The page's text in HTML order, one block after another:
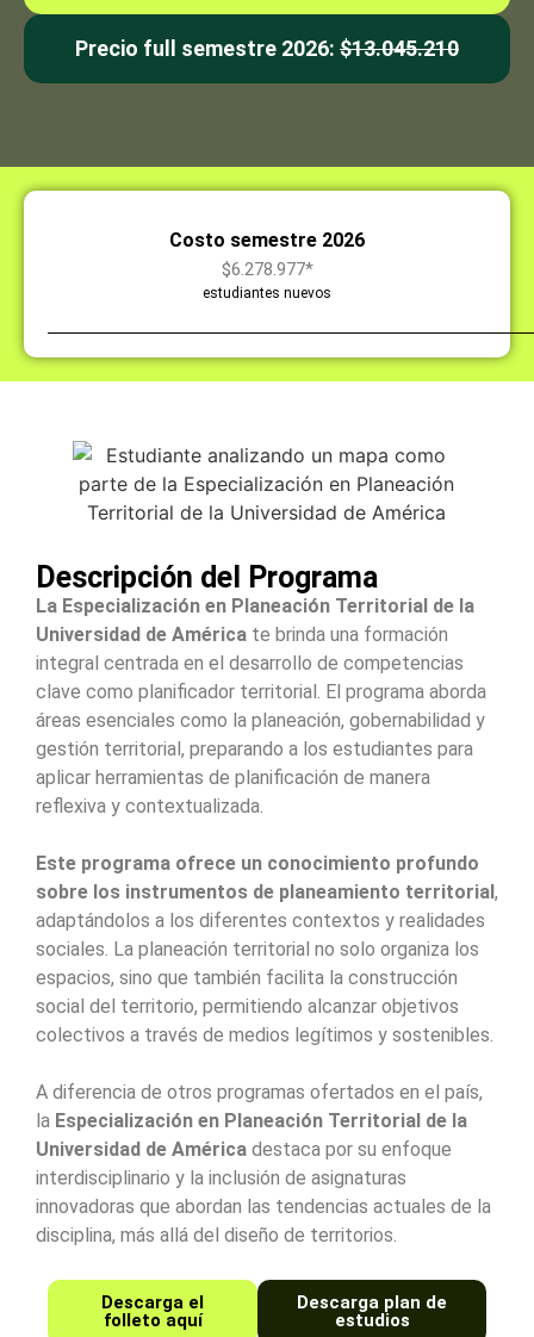
Precio full semestre 2026: $13.045.210
Costo semestre 2026
$6.278.977*
estudiantes nuevos
Descripción del Programa
La Especialización en Planeación Territorial de la
Universidad de América te brinda una formación
integral centrada en el desarrollo de competencias
clave como planificador territorial. El programa aborda
áreas esenciales como la planeación, gobernabilidad y
gestión territorial, preparando a los estudiantes para
aplicar herramientas de planificación de manera
reflexiva y contextualizada.
Este programa ofrece un conocimiento profundo
sobre los instrumentos de planeamiento territorial ,
adaptándolos a los diferentes contextos y realidades
sociales. La planeación territorial no solo organiza los
espacios, sino que también facilita la construcción
social del territorio, permitiendo alcanzar objetivos
colectivos a través de medios legítimos y sostenibles.
A diferencia de otros programas ofertados en el país,
la Especialización en Planeación Territorial de la
Universidad de América destaca por su enfoque
interdisciplinario y la inclusión de asignaturas
innovadoras que abordan las tendencias actuales de la
disciplina, más allá del diseño de territorios.
Descarga el
folleto aquí
Descarga plan de
estudios